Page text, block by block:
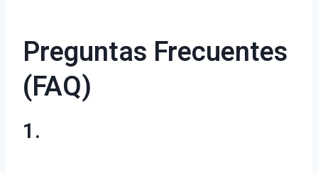
Preguntas Frecuentes
(FAQ)
1.